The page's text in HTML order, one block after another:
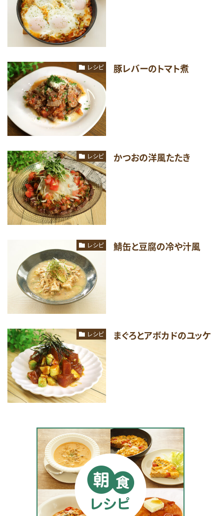
レシピ 豚レバーのトマト煮
レシピ かつおの洋風たたき
レシピ 鯖缶と豆腐の冷や汁風
レシピ まぐろとアボカドのユッケ